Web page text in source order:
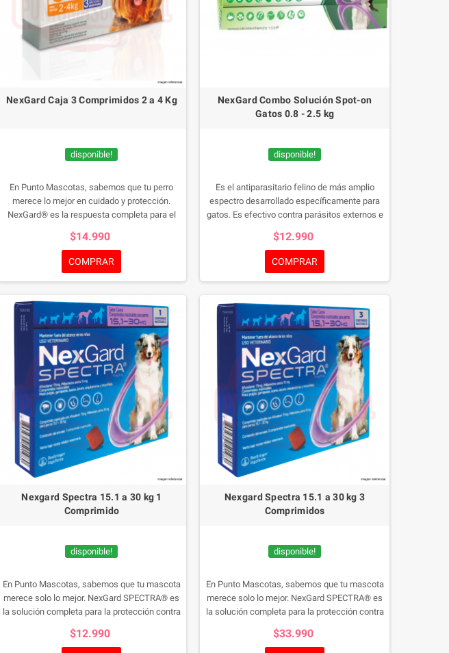
NexGard Caja 3 Comprimidos 2 a 4 Kg
disponible!
En Punto Mascotas, sabemos que tu perro
merece lo mejor en cuidado y protección.
NexGard® es la respuesta completa para el
antiparasitario masticable con sabor a carne
edad y 2 kg de peso, NexGard® es seguro para
comprimidos y brinda a tu perro una defensa
robusta con NexGard®.NexGard Caja 3
Comprimidos 2 a 4 Kg
$14.990
COMPRAR
NexGard Combo Solución Spot-on
Gatos 0.8 - 2.5 kg
disponible!
Es el antiparasitario felino de más amplio
espectro desarrollado específicamente para
gatos. Es efectivo contra parásitos externos e
gusanos intestinales, pulmonares y vesicales.
$12.990
COMPRAR
Nexgard Spectra 15.1 a 30 kg 1
Comprimido
disponible!
En Punto Mascotas, sabemos que tu mascota
merece solo lo mejor. NexGard SPECTRA® es
la solución completa para la protección contra
deliciosos bocados masticables con sabor a
$12.990
Nexgard Spectra 15.1 a 30 kg 3
Comprimidos
disponible!
En Punto Mascotas, sabemos que tu mascota
merece solo lo mejor. NexGard SPECTRA® es
la solución completa para la protección contra
deliciosos bocados masticables con sabor a
$33.990